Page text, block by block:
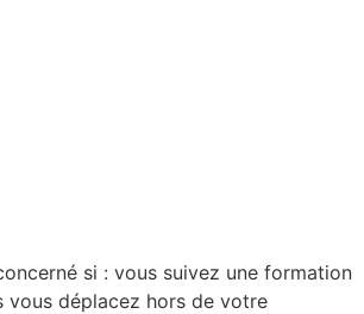
si : vous suivez une formation
vous déplacez hors de votre